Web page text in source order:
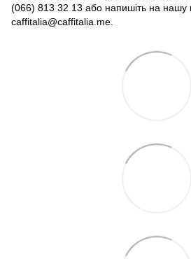
(066) 813 32 13 або напишіть на нашу
caffitalia@caffitalia.me.